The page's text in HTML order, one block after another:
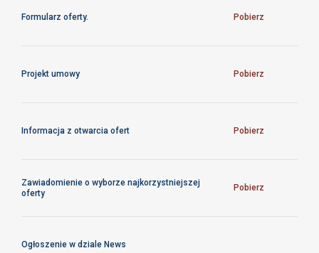
Formularz oferty. Pobierz
Projekt umowy Pobierz
Informacja z otwarcia ofert Pobierz
Zawiadomienie o wyborze najkorzystniejszej
oferty
Pobierz
Ogłoszenie w dziale News